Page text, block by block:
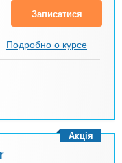
Записатися
Подробно о курсе
Акція